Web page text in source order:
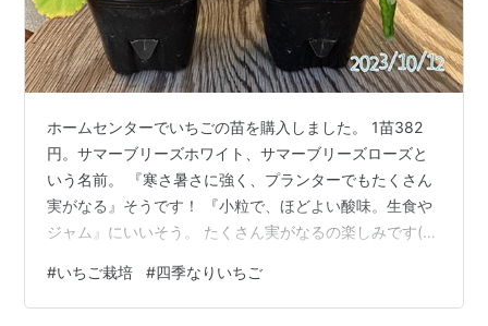
ホームセンターでいちごの苗を購入しました。 1苗382
円。サマーブリーズホワイト、サマーブリーズローズと
いう名前。 『寒さ暑さに強く、プランターでもたくさん
実がなる』そうです！ 『小粒で、ほどよい酸味。生食や
ジャム』にいいそう。 たくさん実がなるの楽しみです(*
みたらこんなかんじ！ 茎はだいぶ細いけど、葉っぱの色
が濃いものを選びました！ 売り場にあるのはどれも似た
#いちご栽培 #四季なりいちご